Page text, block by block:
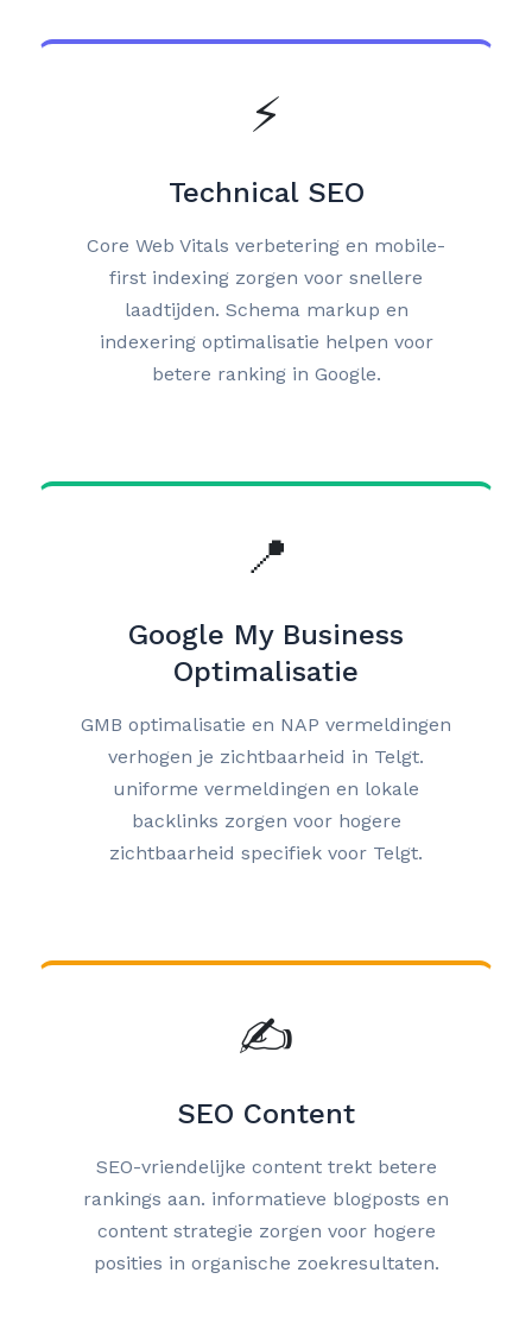
⚡
Technical SEO
Core Web Vitals verbetering en mobile-
first indexing zorgen voor snellere
laadtijden. Schema markup en
indexering optimalisatie helpen voor
betere ranking in Google.
📍
Google My Business
Optimalisatie
GMB optimalisatie en NAP vermeldingen
verhogen je zichtbaarheid in Telgt.
uniforme vermeldingen en lokale
backlinks zorgen voor hogere
zichtbaarheid specifiek voor Telgt.
✍️
SEO Content
SEO-vriendelijke content trekt betere
rankings aan. informatieve blogposts en
content strategie zorgen voor hogere
posities in organische zoekresultaten.